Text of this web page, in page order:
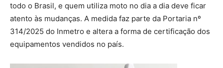
todo o Brasil, e quem utiliza moto no dia a dia deve ficar
atento às mudanças. A medida faz parte da Portaria nº
314/2025 do Inmetro e altera a forma de certificação dos
equipamentos vendidos no país.